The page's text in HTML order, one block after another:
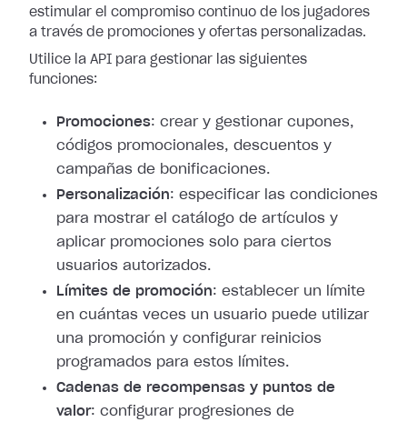
estimular el compromiso continuo de los jugadores
a través de promociones y ofertas personalizadas.
Utilice la API para gestionar las siguientes
funciones:
Promociones: crear y gestionar cupones,
códigos promocionales, descuentos y
campañas de bonificaciones.
Personalización: especificar las condiciones
para mostrar el catálogo de artículos y
aplicar promociones solo para ciertos
usuarios autorizados.
Límites de promoción: establecer un límite
en cuántas veces un usuario puede utilizar
una promoción y configurar reinicios
programados para estos límites.
Cadenas de recompensas y puntos de
valor: configurar progresiones de